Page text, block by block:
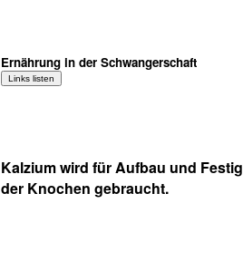
Ernährung in der Schwangerschaft
Kalzium wird für Aufbau und
der Knochen gebraucht.